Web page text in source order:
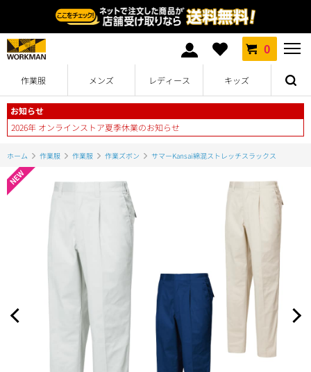
0
作業服 メンズ レディース キッズ
お知らせ
2026年 オンラインストア夏季休業のお知らせ
ホーム 作業服 作業服 作業ズボン サマーKansai綿混ストレッチスラックス